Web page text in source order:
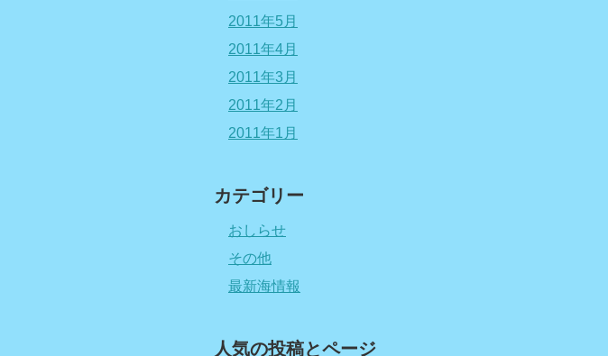
2011年5月
2011年4月
2011年3月
2011年2月
2011年1月
カテゴリー
おしらせ
その他
最新海情報
人気の投稿とページ